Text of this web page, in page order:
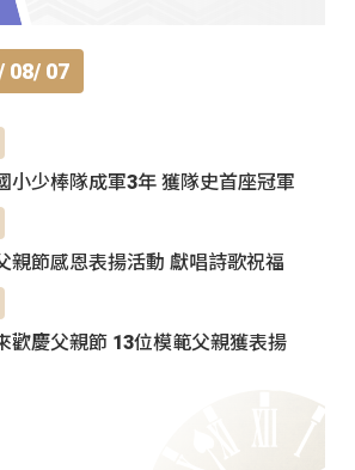
08/ 07
小少棒隊成軍3年 獲隊史首座冠軍
親節感恩表揚活動 獻唱詩歌祝福
歡慶父親節 13位模範父親獲表揚